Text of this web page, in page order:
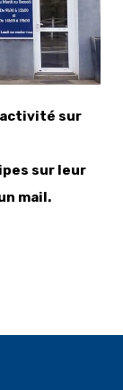
sur
sur leur
mail.